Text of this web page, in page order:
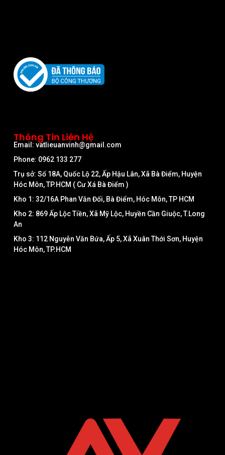
Thông Tin Liên Hệ
Email: vatlieuanvinh@gmail.com
Phone: 0962 133 277
Trụ sở: Số 18A, Quốc Lộ 22, Ấp Hậu Lân, Xã Bà Điểm, Huyện
Hóc Môn, TP.HCM ( Cư Xá Bà Điểm )
Kho 1: 32/16A Phan Văn Đối, Bà Điểm, Hóc Môn, TP HCM
Kho 2: 869 Ấp Lộc Tiền, Xã Mỹ Lộc, Huyền Cần Giuộc, T.Long
An
Kho 3: 112 Nguyễn Văn Bứa, Ấp 5, Xã Xuân Thới Sơn, Huyện
Hóc Môn, TP.HCM